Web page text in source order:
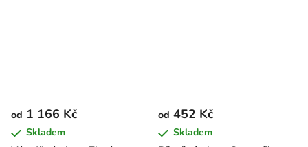
od 1 166 Kč
Skladem
od 452 Kč
Skladem